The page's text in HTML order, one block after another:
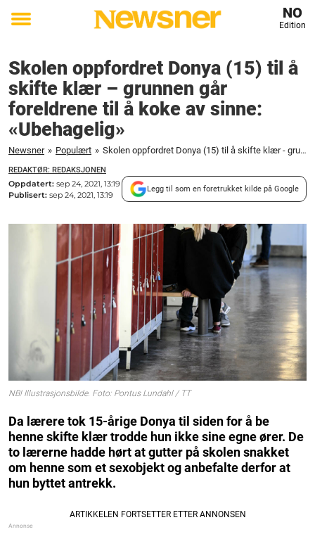
Toggle
NO
Edition
Skolen oppfordret Donya (15) til å
skifte klær – grunnen går
foreldrene til å koke av sinne:
«Ubehagelig»
Newsner » Populært » Skolen oppfordret Donya (15) til å skifte klær - grunnen går foreldrene til å koke av sinne: "Ubehagelig"
REDAKTØR: REDAKSJONEN
Oppdatert: sep 24, 2021, 13:19
Publisert: sep 24, 2021, 13:19
Legg til som en foretrukket kilde på Google
NB! Illustrasjonsbilde. Foto: Pontus Lundahl / TT
Da lærere tok 15-årige Donya til siden for å be
henne skifte klær trodde hun ikke sine egne ører. De
to lærerne hadde hørt at gutter på skolen snakket
om henne som et sexobjekt og anbefalte derfor at
hun byttet antrekk.